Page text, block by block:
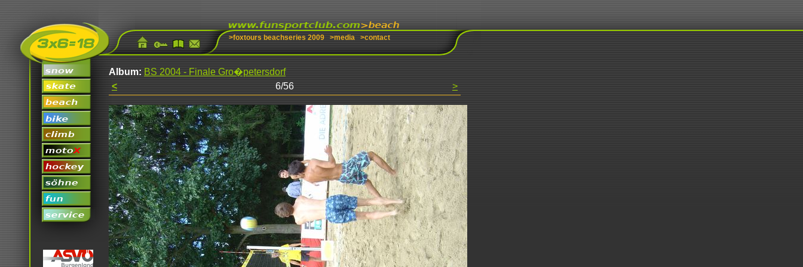
>foxtours beachseries 2009 >media >contact
Album: BS 2004 - Finale Gro�petersdorf
<
6/56 >